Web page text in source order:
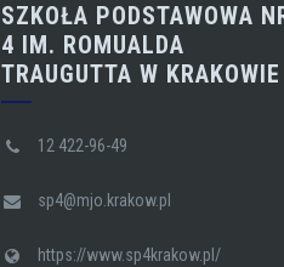
SZKOŁA PODSTAWOWA
4 IM. ROMUALDA
TRAUGUTTA W KRAKOWIE
12 422-96-49
sp4@mjo.krakow.pl
https://www.sp4krakow.pl/